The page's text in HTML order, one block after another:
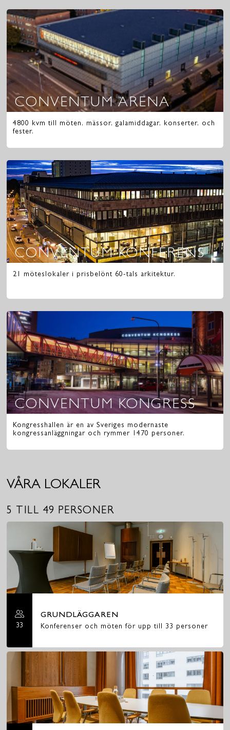
100
TEATERCAFÉET
100
TUNNBINDAREN
250+ PERSONER
1260
BANKETTSAL
585
425
CLUB 700
6000
CONVENTUM ARENA
CONVENTUM KONGRESS
400
585
HJALMAR BERGMAN TEATERN
500
SALSVÅNINGEN
CONVENTUM ARENA
4800 kvm till möten, mässor, galamiddagar, konserter, och
fester.
CONVENTUM KONFERENS
21 möteslokaler i prisbelönt 60-tals arkitektur.
CONVENTUM KONGRESS
Kongresshallen är en av Sveriges modernaste
kongressanläggningar och rymmer 1470 personer.
VÅRA LOKALER
5 TILL 49 PERSONER
33
GRUNDLÄGGAREN
Konferenser och möten för upp till 33 personer